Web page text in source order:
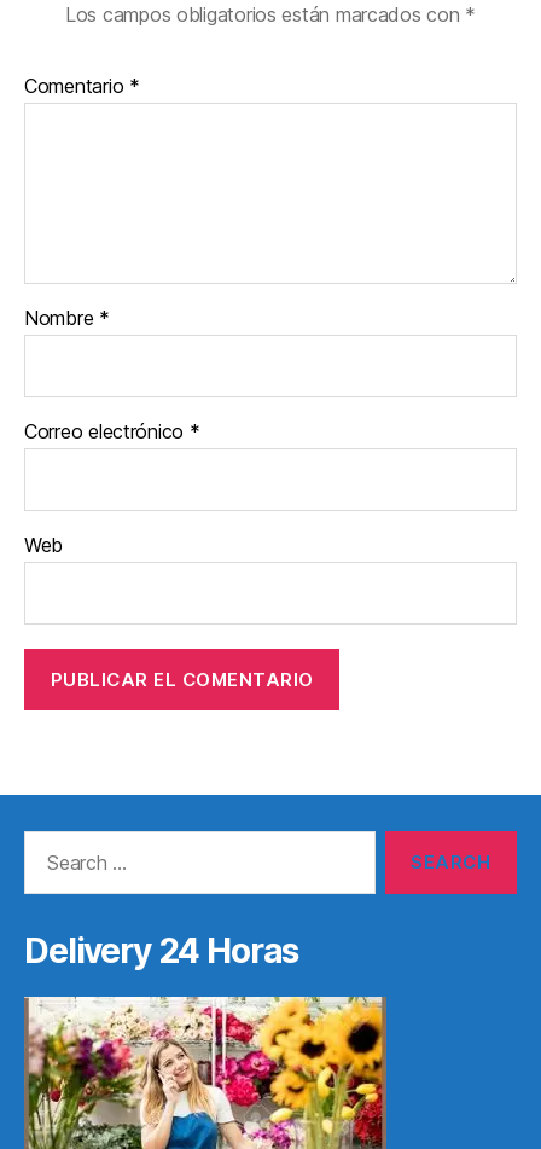
Los campos obligatorios están marcados con *
Comentario *
Nombre *
Correo electrónico *
Web
Delivery 24 Horas